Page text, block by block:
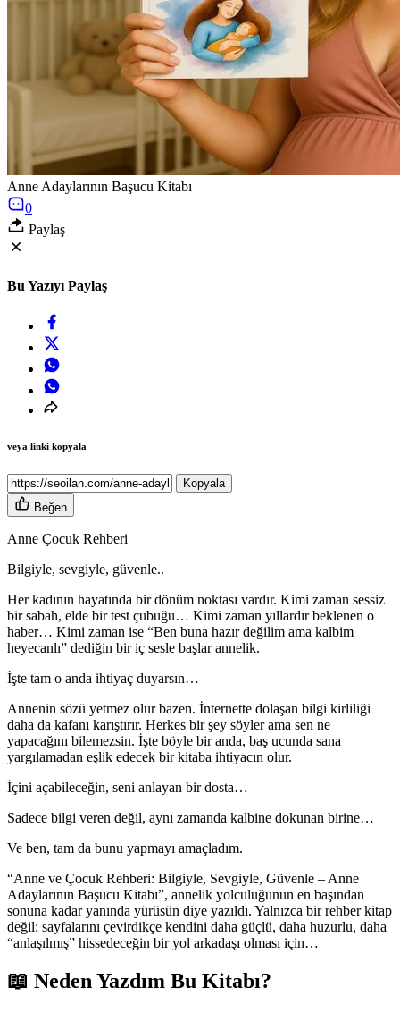
Anne Adaylarının Başucu Kitabı
0
Paylaş
Bu Yazıyı Paylaş
veya linki kopyala
Kopyala
Beğen
Anne Çocuk Rehberi
Bilgiyle, sevgiyle, güvenle..
Her kadının hayatında bir dönüm noktası vardır. Kimi zaman sessiz
bir sabah, elde bir test çubuğu… Kimi zaman yıllardır beklenen o
haber… Kimi zaman ise “Ben buna hazır değilim ama kalbim
heyecanlı” dediğin bir iç sesle başlar annelik.
İşte tam o anda ihtiyaç duyarsın…
Annenin sözü yetmez olur bazen. İnternette dolaşan bilgi kirliliği
daha da kafanı karıştırır. Herkes bir şey söyler ama sen ne
yapacağını bilemezsin. İşte böyle bir anda, baş ucunda sana
yargılamadan eşlik edecek bir kitaba ihtiyacın olur.
İçini açabileceğin, seni anlayan bir dosta…
Sadece bilgi veren değil, aynı zamanda kalbine dokunan birine…
Ve ben, tam da bunu yapmayı amaçladım.
“Anne ve Çocuk Rehberi: Bilgiyle, Sevgiyle, Güvenle – Anne
Adaylarının Başucu Kitabı”, annelik yolculuğunun en başından
sonuna kadar yanında yürüsün diye yazıldı. Yalnızca bir rehber kitap
değil; sayfalarını çevirdikçe kendini daha güçlü, daha huzurlu, daha
“anlaşılmış” hissedeceğin bir yol arkadaşı olması için…
📖 Neden Yazdım Bu Kitabı?